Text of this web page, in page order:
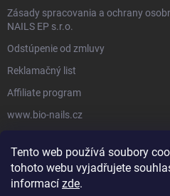
Tento web používá soubory
tohoto webu vyjadřujete
informací zde.
Zásady spracovania a ochrany
NAILS EP s.r.o.
Odstúpenie od zmluvy
Reklamačný list
Affiliate program
www.bio-nails.cz
FACEBOOK